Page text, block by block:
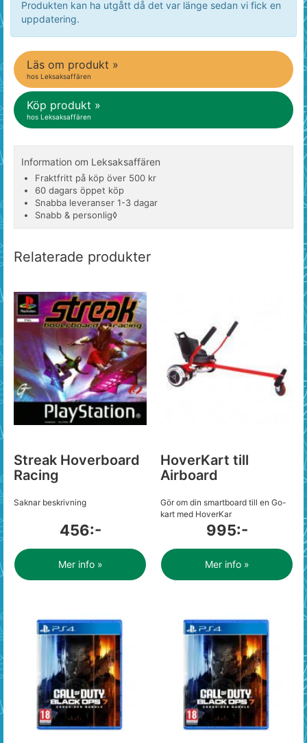
Produkten kan ha utgått då det var länge sedan vi fick en
uppdatering.
Läs om produkt »
hos Leksaksaffären
Köp produkt »
hos Leksaksaffären
Information om Leksaksaffären
Fraktfritt på köp över 500 kr
60 dagars öppet köp
Snabba leveranser 1-3 dagar
Snabb & personlig◊
Relaterade produkter
Streak Hoverboard
Racing
Saknar beskrivning
456:-
Mer info »
HoverKart till
Airboard
Gör om din smartboard till en Go-
kart med HoverKar
995:-
Mer info »